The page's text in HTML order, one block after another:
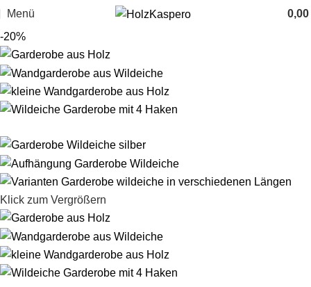
Menü
0,00
-20%
Klick zum Vergrößern